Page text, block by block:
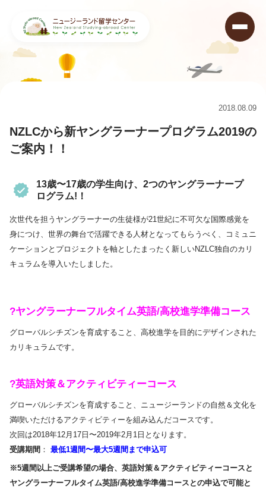
2018.08.09
NZLCから新ヤングラーナープログラム2019の
ご案内！！
13歳〜17歳の学生向け、2つのヤングラーナープ
ログラム!！
次世代を担うヤングラーナーの生徒様が21世紀に不可欠な国際感覚を
身につけ、世界の舞台で活躍できる人材となってもらうべく、コミュニ
ケーションとプロジェクトを軸としたまったく新しいNZLC独自のカリ
キュラムを導入いたしました。
?ヤングラーナーフルタイム英語/高校進学準備コース
グローバルシチズンを育成すること、高校進学を目的にデザインされた
カリキュラムです。
?英語対策＆アクティビティーコース
グローバルシチズンを育成すること、ニュージーランドの自然＆文化を
満喫いただけるアクティビティーを組み込んだコースです。
次回は2018年12月17日〜2019年2月1日となります。
受講期間 ： 最低1週間〜最大5週間まで申込可
※5週間以上ご受講希望の場合、英語対策＆アクティビティーコースと
ヤングラーナーフルタイム英語/高校進学準備コースとの申込で可能と